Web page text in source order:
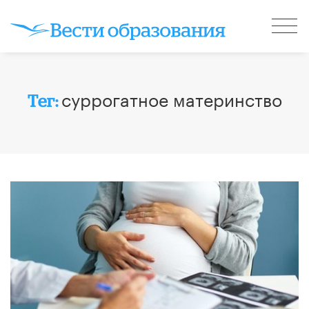
Тег:суррогатное материнство